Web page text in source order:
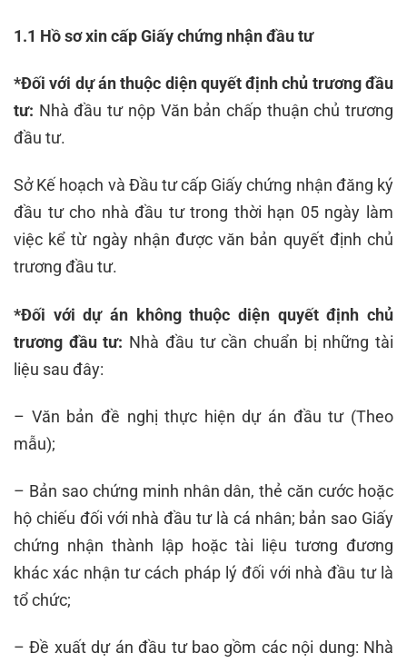
1.1 Hồ sơ xin cấp Giấy chứng nhận đầu tư
*Đối với dự án thuộc diện quyết định chủ trương đầu
tư: Nhà đầu tư nộp Văn bản chấp thuận chủ trương
đầu tư.
Sở Kế hoạch và Đầu tư cấp Giấy chứng nhận đăng ký
đầu tư cho nhà đầu tư trong thời hạn 05 ngày làm
việc kể từ ngày nhận được văn bản quyết định chủ
trương đầu tư.
*Đối với dự án không thuộc diện quyết định chủ
trương đầu tư: Nhà đầu tư cần chuẩn bị những tài
liệu sau đây:
– Văn bản đề nghị thực hiện dự án đầu tư (Theo
mẫu);
– Bản sao chứng minh nhân dân, thẻ căn cước hoặc
hộ chiếu đối với nhà đầu tư là cá nhân; bản sao Giấy
chứng nhận thành lập hoặc tài liệu tương đương
khác xác nhận tư cách pháp lý đối với nhà đầu tư là
tổ chức;
– Đề xuất dự án đầu tư bao gồm các nội dung: Nhà